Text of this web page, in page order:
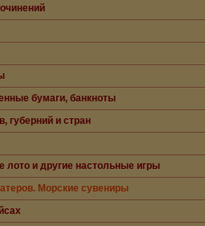
бумаги, банкноты
губерний и стран
и другие настольные игры
Морские сувениры